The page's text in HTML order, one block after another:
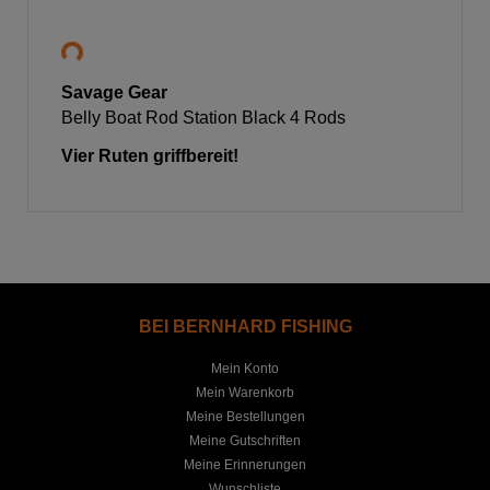
Savage Gear
Belly Boat Rod Station Black 4 Rods
Vier Ruten griffbereit!
BEI BERNHARD FISHING
Mein Konto
Mein Warenkorb
Meine Bestellungen
Meine Gutschriften
Meine Erinnerungen